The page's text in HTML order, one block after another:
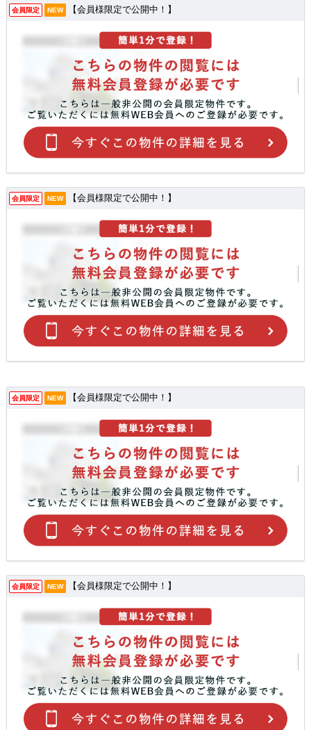
会員限定 NEW 【会員様限定で公開中！】
会員限定 NEW 【会員様限定で公開中！】
会員限定 NEW 【会員様限定で公開中！】
会員限定 NEW 【会員様限定で公開中！】